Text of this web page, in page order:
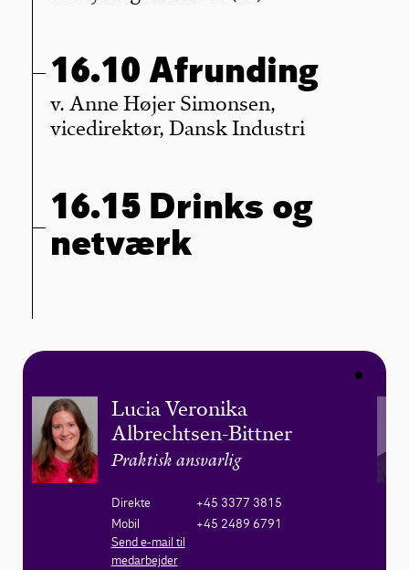
16.10 Afrunding
v. Anne Højer Simonsen,
vicedirektør, Dansk Industri
16.15 Drinks og
netværk
Lucia Veronika
Albrechtsen-Bittner
Praktisk ansvarlig
Direkte
+45 3377 3815
Mobil
+45 2489 6791
Send e-mail til
medarbejder